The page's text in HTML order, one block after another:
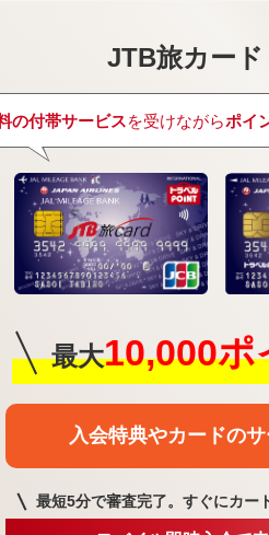
JTB旅カー
の付帯サービスを受けながらポイ
最大10,000ポ
入会特典やカードの
最短5分で審査完了。すぐにカー